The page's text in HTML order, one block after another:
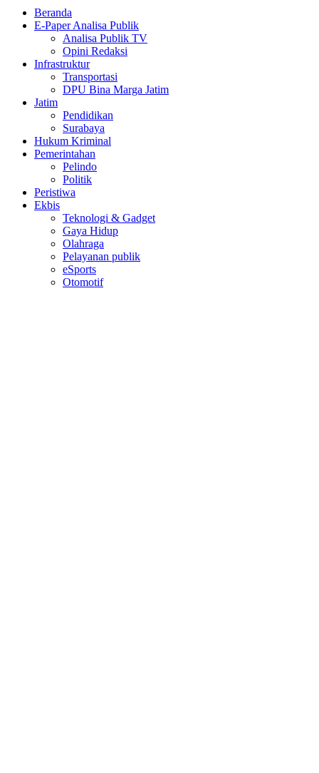
Beranda
E-Paper Analisa Publik
Analisa Publik TV
Opini Redaksi
Infrastruktur
Transportasi
DPU Bina Marga Jatim
Jatim
Pendidikan
Surabaya
Hukum Kriminal
Pemerintahan
Pelindo
Politik
Peristiwa
Ekbis
Teknologi & Gadget
Gaya Hidup
Olahraga
Pelayanan publik
eSports
Otomotif